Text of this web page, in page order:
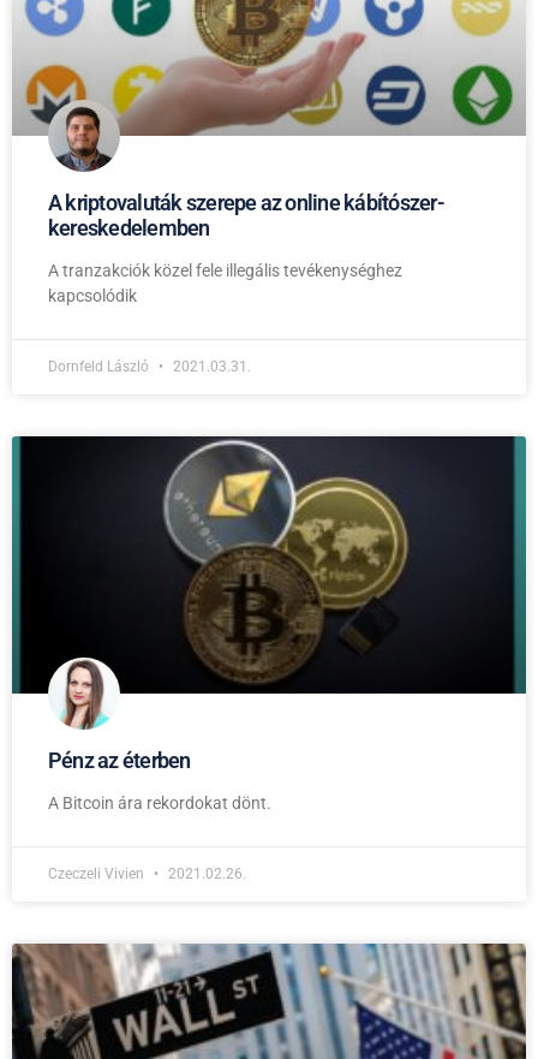
A kriptovaluták szerepe az online kábítószer-
kereskedelemben
A tranzakciók közel fele illegális tevékenységhez
kapcsolódik
Dornfeld László 2021.03.31.
Pénz az éterben
A Bitcoin ára rekordokat dönt.
Czeczeli Vivien 2021.02.26.